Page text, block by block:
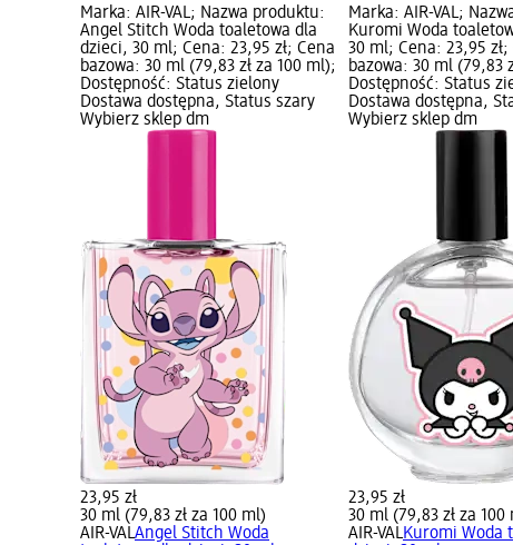
Marka: AIR-VAL; Nazwa produktu:
Angel Stitch Woda toaletowa dla
dzieci, 30 ml; Cena: 23,95 zł; Cena
bazowa: 30 ml (79,83 zł za 100 ml);
Dostępność: Status zielony
Dostawa dostępna, Status szary
Wybierz sklep dm
23,95 zł
30 ml (79,83 zł za 100 ml)
AIR-VALAngel Stitch Woda
Marka: AIR-VAL;
Kuromi Woda
30 ml; Cena: 23,95 zł;
bazowa: 30 ml (79,83
Dostępność: Status
Dostawa dostępna,
Wybierz sklep dm
23,95 zł
30 ml (79,83 zł za 100
AIR-VALKuromi Woda